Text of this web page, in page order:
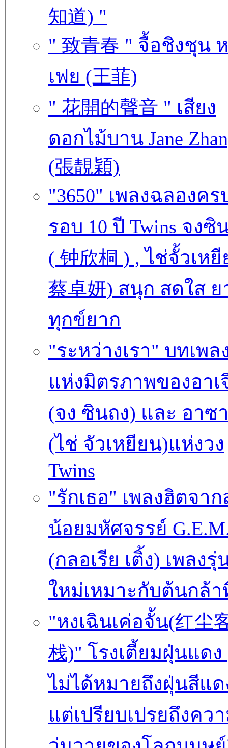
知道) "
" 致青春 " จื้อชิงชุน
เฟย (王菲)
" 花開的聲音 " เสียง
ดอกไม้บาน Jane
(張靚穎)
"3650" เพลงฉลองคร
รอบ 10 ปี Twins จงซิ
( 钟欣桐 ) , ไช่จั้วเห
蔡卓妍) สนุก สดใส
ทุกข์ยาก
"ระหว่างเรา" บทเพล
แห่งมิตรภาพของอาเ
(จง ซินถง) และ อาซ
(ไช่ จัวเหยียน)แห่งวง
Twins
"รักเธอ" เพลงฮิตจาก
น้อยมหัศจรรย์
(กลอเรีย เติ้ง) เพลงรุ่
ใหม่เหมาะกับต้นกล้
"หงเฉินเค่อจั้น(红尘
栈)" โรงเตี้ยมฝุ่นแดง
ไม่ได้หมายถึงฝุ่นสีแด
แต่เปรียบเปรยถึงคว